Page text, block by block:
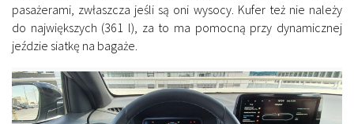
pasażerami, zwłaszcza jeśli są oni wysocy. Kufer też nie należy
do największych (361 l), za to ma pomocną przy dynamicznej
jeździe siatkę na bagaże.